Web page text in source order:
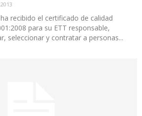
recibido el certificado de calidad
para su ETT responsable,
seleccionar y contratar a personas...